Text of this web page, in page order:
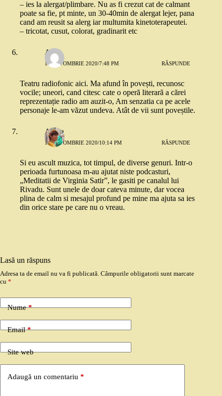
– ies la alergat/plimbare. Nu as fi crezut cat de calmant
poate sa fie, pt minte, un 30-40min de alergat lejer, pana
cand am reusit sa alerg iar multumita kinetoterapeutei.
– tricotat, cusut, colorat, gradinarit etc
A
13 OCTOMBRIE 2020/7:48 PM RĂSPUNDE
Teatru radiofonic aici. Ma afund în povești, recunosc
vocile; uneori, cand citesc cate o operă literară a cărei
reprezentație radio am auzit-o, Am senzatia ca pe acele
personaje le-am văzut undeva. Atât de vii sunt poveștile.
Adina
15 OCTOMBRIE 2020/10:14 PM RĂSPUNDE
Si eu ascult muzica, tot timpul, de diverse genuri. Intr-o
perioada furtunoasa m-au ajutat niste podcasturi,
„Meditatii de Virginia Satir”, le gasiti pe canalul lui
Rivadu. Sunt unele de doar cateva minute, dar vocea
plina de calm si mesajul profund pe mine ma ajuta sa ies
din orice stare pe care nu o vreau.
Lasă un răspuns
Adresa ta de email nu va fi publicată. Câmpurile obligatorii sunt marcate
cu *
Nume*
Email*
Site web
Adaugă un comentariu *